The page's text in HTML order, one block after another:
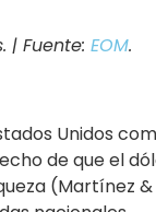
| Fuente: EOM.
Unidos
de que el
(Martínez